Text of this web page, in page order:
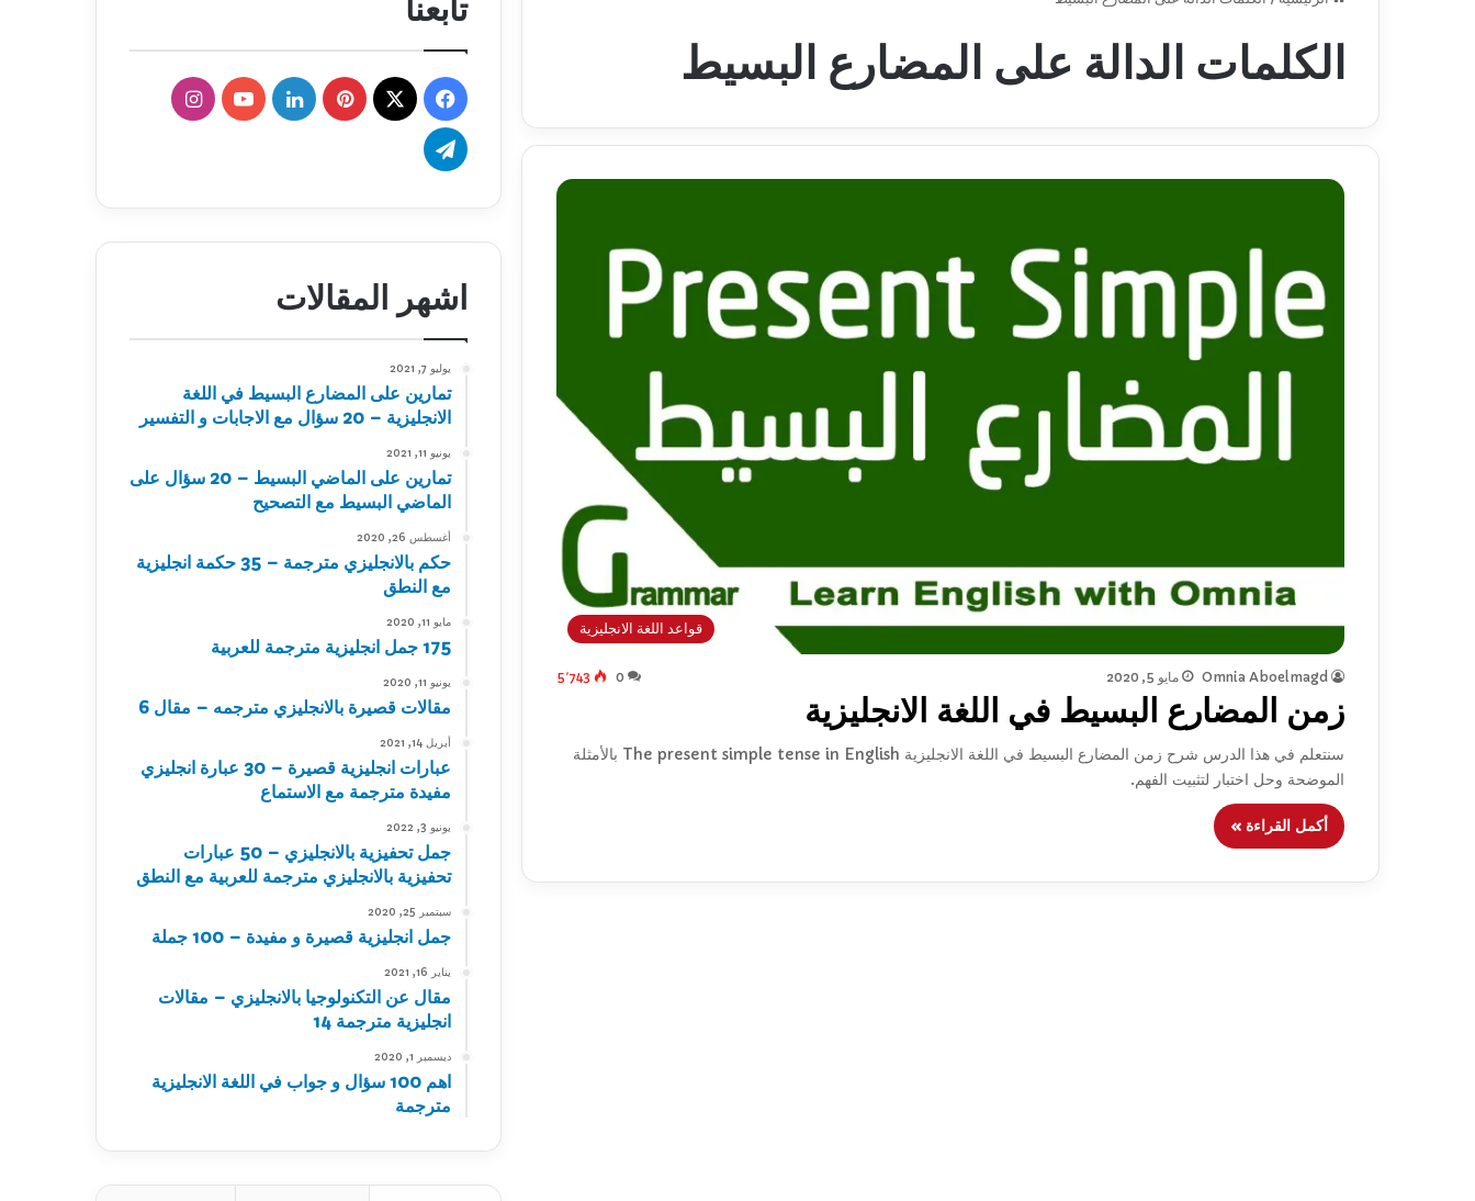
الكلمات الدالة على المضارع البسيط
قواعد اللغة الانجليزية
Omnia Aboelmagd مايو 5, 2020 0 5٬743
زمن المضارع البسيط في اللغة الانجليزية
سنتعلم في هذا الدرس شرح زمن المضارع البسيط في اللغة الانجليزية The present simple tense in English بالأمثلة
الموضحة وحل اختبار لتثبيت الفهم.
أكمل القراءة »
تابعنا
فيسبوك
‫X بينتيريستلينكدإن‫YouTubeانستقرام
تيلقرام
اشهر المقالات
يوليو 7, 2021
تمارين على المضارع البسيط في اللغة
الانجليزية – 20 سؤال مع الاجابات و التفسير
يونيو 11, 2021
تمارين على الماضي البسيط – 20 سؤال على
الماضي البسيط مع التصحيح
أغسطس 26, 2020
حكم بالانجليزي مترجمة – 35 حكمة انجليزية
مع النطق
مايو 11, 2020
175 جمل انجليزية مترجمة للعربية
يونيو 11, 2020
مقالات قصيرة بالانجليزي مترجمه – مقال 6
أبريل 14, 2021
عبارات انجليزية قصيرة – 30 عبارة انجليزي
مفيدة مترجمة مع الاستماع
يونيو 3, 2022
جمل تحفيزية بالانجليزي – 50 عبارات
تحفيزية بالانجليزي مترجمة للعربية مع النطق
سبتمبر 25, 2020
جمل انجليزية قصيرة و مفيدة – 100 جملة
يناير 16, 2021
مقال عن التكنولوجيا بالانجليزي – مقالات
انجليزية مترجمة 14
ديسمبر 1, 2020
اهم 100 سؤال و جواب في اللغة الانجليزية
مترجمة